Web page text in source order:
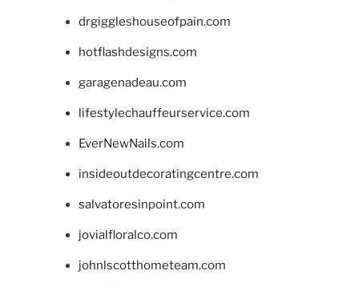
drgiggleshouseofpain.com
hotflashdesigns.com
garagenadeau.com
lifestylechauffeurservice.com
EverNewNails.com
insideoutdecoratingcentre.com
salvatoresinpoint.com
jovialfloralco.com
johnlscotthometeam.com